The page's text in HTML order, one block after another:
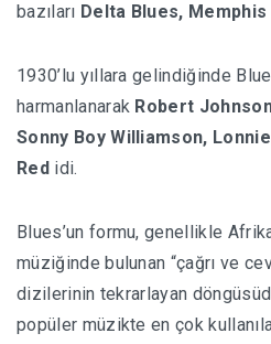
bazıları Delta Blues,
1930’lu yıllara gelindiğinde
harmanlanarak Robert
Sonny Boy Williamson,
Red idi.
Blues’un formu, genellikle
müziğinde bulunan “çağrı ve
dizilerinin tekrarlayan
popüler müzikte en çok